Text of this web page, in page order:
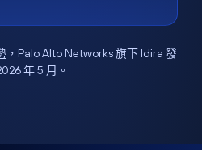
，Palo Alto Networks 旗下 Idira 發
年 5 月。